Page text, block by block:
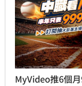
MyVideo推6個